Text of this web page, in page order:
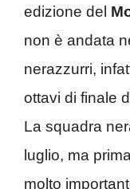
edizione del
non è andata
nerazzurri,
ottavi di finale
La squadra
luglio, ma
molto